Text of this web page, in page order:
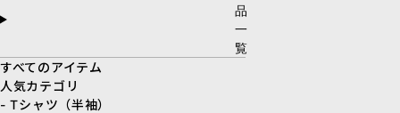
品
一
覧
すべてのアイテム
人気カテゴリ
- Tシャツ（半袖）